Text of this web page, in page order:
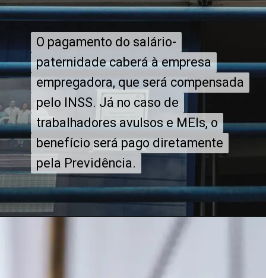
O pagamento do salário-
paternidade caberá à empresa
empregadora, que será compensada
pelo INSS. Já no caso de
trabalhadores avulsos e MEIs, o
benefício será pago diretamente
pela Previdência.
O pagamento do salário-
paternidade caberá à empresa
empregadora, que será compensada
pelo INSS. Já no caso de
trabalhadores avulsos e MEIs, o
benefício será pago diretamente
pela Previdência.